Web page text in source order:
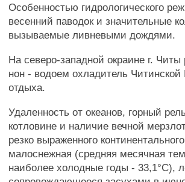
Особенностью гидрологического
весенний паводок и значительные
вызываемые ливневыми дождями.
На северо-западной окраине г.
нон - водоем охладитель
отдыха.
Удаленность от океанов, горный
котловине и наличие вечной
резко выраженного
малоснежная (средняя месячная
наиболее холодные годы - 33,1°С),